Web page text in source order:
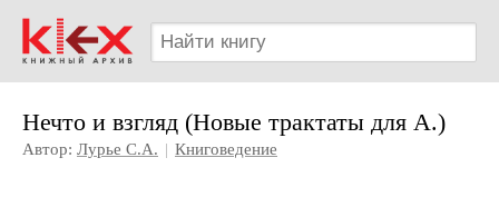
Нечто и взгляд (Новые трактаты для А.)
Автор: Лурье С.А. | Книговедение